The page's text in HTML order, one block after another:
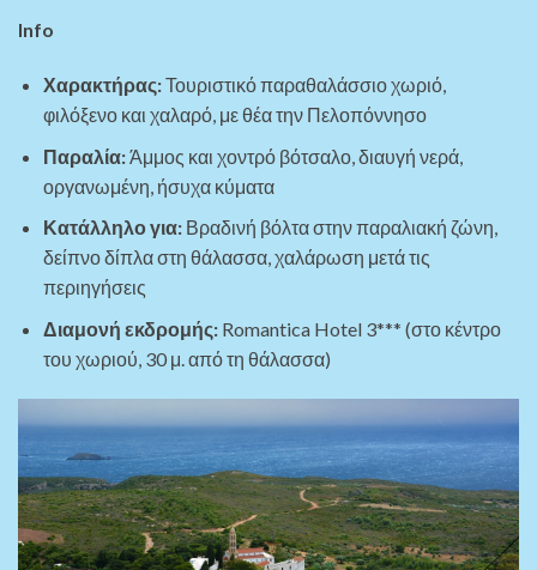
Info
Χαρακτήρας:Τουριστικό παραθαλάσσιο χωριό,
φιλόξενο και χαλαρό, με θέα την Πελοπόννησο
Παραλία:Άμμος και χοντρό βότσαλο, διαυγή νερά,
οργανωμένη, ήσυχα κύματα
Κατάλληλογια:Βραδινή βόλτα στην παραλιακή ζώνη,
δείπνο δίπλα στη θάλασσα, χαλάρωση μετά τις
περιηγήσεις
Διαμονή εκδρομής:Romantica Hotel 3*** (στο κέντρο
του χωριού, 30 μ. από τη θάλασσα)